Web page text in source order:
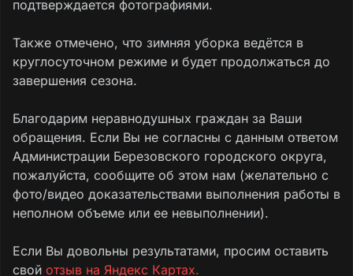
подтверждается фотографиями.
Также отмечено, что зимняя уборка ведётся в
круглосуточном режиме и будет продолжаться до
завершения сезона.
Благодарим неравнодушных граждан за Ваши
обращения. Если Вы не согласны с данным ответом
Администрации Березовского городского округа,
пожалуйста, сообщите об этом нам (желательно с
фото/видео доказательствами выполнения работы в
неполном объеме или ее невыполнении).
Если Вы довольны результатами, просим оставить
свой отзыв на Яндекс Картах.